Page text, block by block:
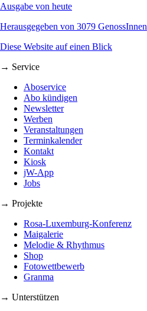
Ausgabe von heute
Herausgegeben von 3079 GenossInnen
Diese Website auf einen Blick
→ Service
Aboservice
Abo kündigen
Newsletter
Werben
Veranstaltungen
Terminkalender
Kontakt
Kiosk
jW-App
Jobs
→ Projekte
Rosa-Luxemburg-Konferenz
Maigalerie
Melodie & Rhythmus
Shop
Fotowettbewerb
Granma
→ Unterstützen